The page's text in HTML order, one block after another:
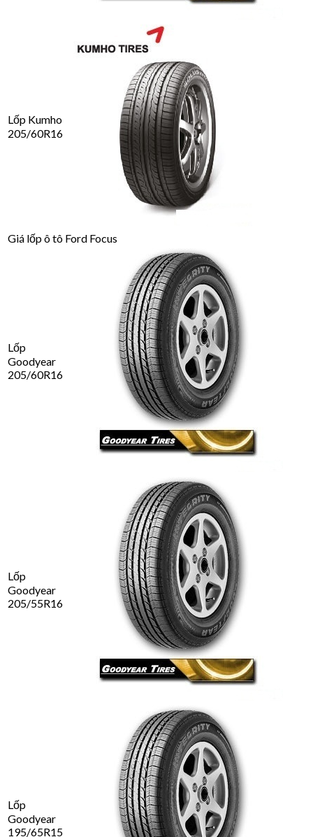
Lốp Kumho
205/60R16
Giá lốp ô tô Ford Focus
Lốp
Goodyear
205/60R16
Lốp
Goodyear
205/55R16
Lốp
Goodyear
195/65R15